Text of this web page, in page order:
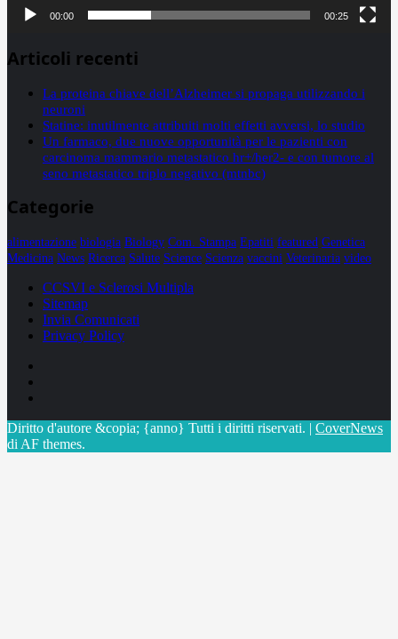
00:00 00:25
Articoli recenti
La proteina chiave dell’Alzheimer si propaga utilizzando i
neuroni
Statine: inutilmente attribuiti molti effetti avversi, lo studio
Un farmaco, due nuove opportunità per le pazienti con
carcinoma mammario metastatico hr+/her2- e con tumore al
seno metastatico triplo negativo (mtnbc)
Categorie
alimentazione biologia Biology Com. Stampa Epatiti featured Genetica
Medicina News Ricerca Salute Science Scienza vaccini Veterinaria video
CCSVI e Sclerosi Multipla
Sitemap
Invia Comunicati
Privacy Policy
Diritto d'autore &copia; {anno} Tutti i diritti riservati. | CoverNews
di AF themes.